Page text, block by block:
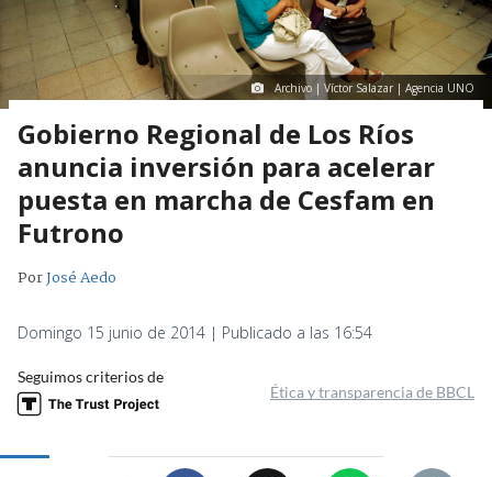
Archivo | Víctor Salazar | Agencia UNO
Gobierno Regional de Los Ríos
anuncia inversión para acelerar
puesta en marcha de Cesfam en
Futrono
PorJosé Aedo
Domingo 15 junio de 2014 | Publicado a las 16:54
Seguimos criterios de
Ética y transparencia de BBCL